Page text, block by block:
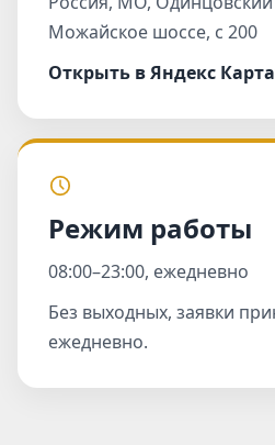
Можайское шоссе, с 200
Открыть в Яндекс
Режим работы
08:00–23:00, ежедневно
Без выходных, заявки
ежедневно.